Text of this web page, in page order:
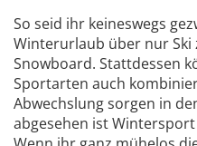
So seid ihr keineswegs
Winterurlaub über nur
Snowboard. Stattdessen
Sportarten auch
Abwechslung sorgen in
abgesehen ist